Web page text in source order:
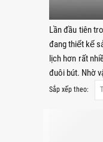
Lần đầu tiên
đang thiết kế
lịch hơn rất
đuôi bút. Nhờ
Sắp xếp theo: